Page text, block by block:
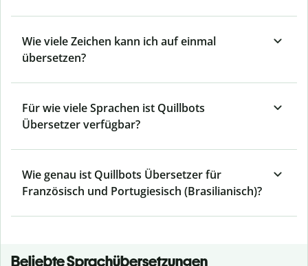
Wie viele Zeichen kann ich auf einmal
übersetzen?
Für wie viele Sprachen ist Quillbots
Übersetzer verfügbar?
Wie genau ist Quillbots Übersetzer für
Französisch und Portugiesisch (Brasilianisch)?
Beliebte Sprachübersetzungen